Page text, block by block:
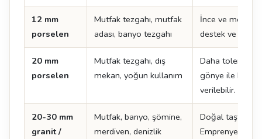
12 mm
porselen
Mutfak tezgahı, mutfak
adası, banyo tezgahı
İnce ve
destek ve
20 mm
porselen
Mutfak tezgahı, dış
mekan, yoğun kullanım
Daha toleranslı
gönye ile kalın
verilebilir.
20-30 mm
granit /
Mutfak, banyo, şömine,
merdiven, denizlik
Doğal taşta
Emprenye